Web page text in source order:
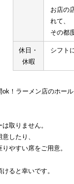
お店の
れて、
その都
休日・
休暇
シフト
！ラーメン店のホー
取りません。
したり、
やすい席をご用意。
ると幸いです。